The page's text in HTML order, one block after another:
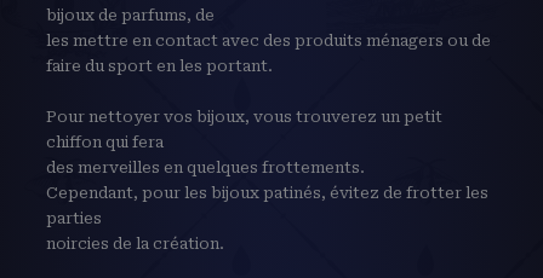
bijoux de parfums, de
les mettre en contact avec des produits ménagers ou de
faire du sport en les portant.
Pour nettoyer vos bijoux, vous trouverez un petit
chiffon qui fera
des merveilles en quelques frottements.
Cependant, pour les bijoux patinés, évitez de frotter les
parties
noircies de la création.